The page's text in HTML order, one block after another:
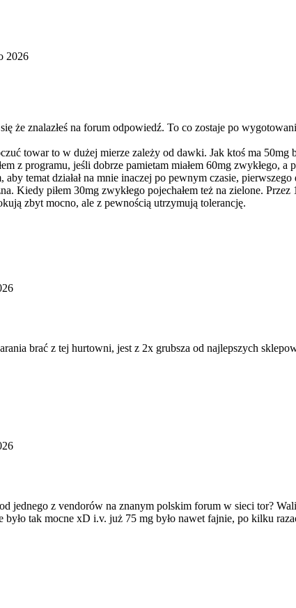
2026
się że znalazłeś na forum odpowiedź. To co zostaje po
towar to w dużej mierze zależy od dawki. Jak ktoś ma 50mg
z programu, jeśli dobrze pamietam miałem 60mg zwykłego,
aby temat działał na mnie inaczej po pewnym czasie,
Kiedy piłem 30mg zwykłego pojechałem też na zielone.
zbyt mocno, ale z pewnością utrzymują tolerancję.
brać z tej hurtowni, jest z 2x grubsza od najlepszych
jednego z vendorów na znanym polskim forum w sieci tor?
tak mocne xD i.v. już 75 mg było nawet fajnie, po kilku